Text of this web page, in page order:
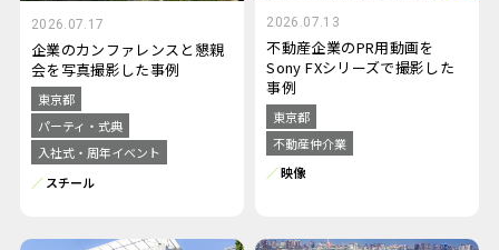
2026.07.17
企業のカンファレンスと懇親
会を写真撮影した事例
東京都
パーティ・式典
入社式・周年イベント
スチール
2026.07.13
不動産企業のPR用動画を
Sony FXシリーズで撮影した
事例
東京都
不動産仲介業
映像